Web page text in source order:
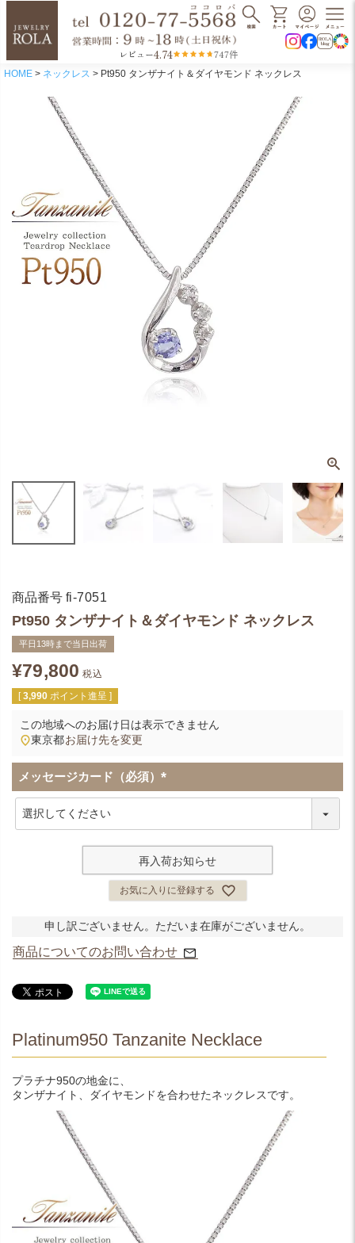
レビュー4.74 747件
HOME ネックレス Pt950 タンザナイト＆ダイヤモンド ネックレス
商品番号 fi-7051
Pt950 タンザナイト＆ダイヤモンド ネックレス
平日13時まで当日出荷
¥79,800 税込
[ 3,990 ポイント進呈 ]
この地域へのお届け日は表示できません
東京都お届け先を変更
メッセージカード（必須）
(
再入荷お知らせ
お気に入りに登録する
申し訳ございません。ただいま在庫がございません。
商品についてのお問い合わせ
Platinum950 Tanzanite Necklace
プラチナ950の地金に、
タンザナイト、ダイヤモンドを合わせたネックレスです。